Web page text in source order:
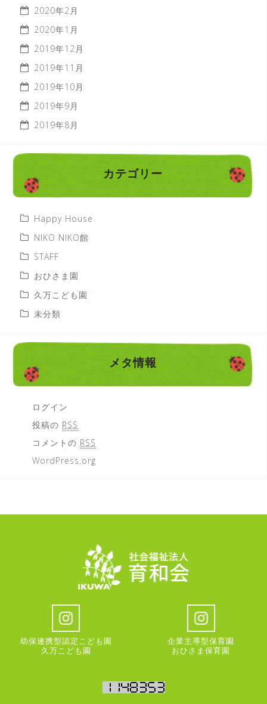
2020年2月
2020年1月
2019年12月
2019年11月
2019年10月
2019年9月
2019年8月
カテゴリー
Happy House
NIKO NIKO館
STAFF
おひさま園
久万こども園
未分類
メタ情報
ログイン
投稿の RSS
コメントの RSS
WordPress.org
幼保連携型認定こども園
久万こども園
企業主導型保育園
おひさま保育園